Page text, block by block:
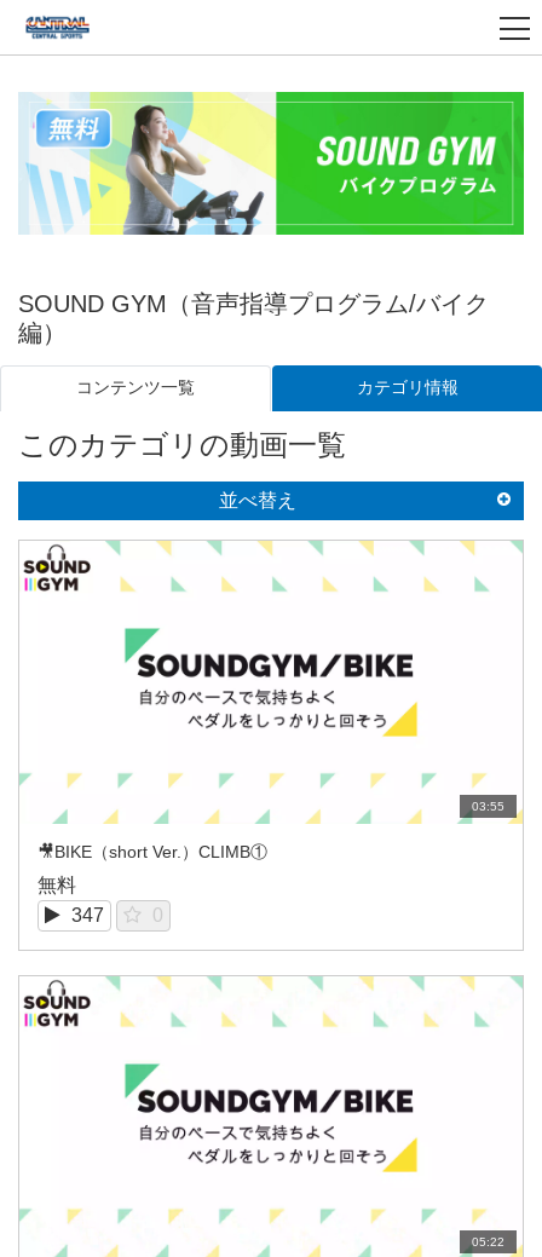
SOUND GYM（音声指導プログラム/バイク
編）
コンテンツ一覧 カテゴリ情報
このカテゴリの動画一覧
並べ替え
03:55
🎥BIKE（short Ver.）CLIMB①
無料
347
0
05:22